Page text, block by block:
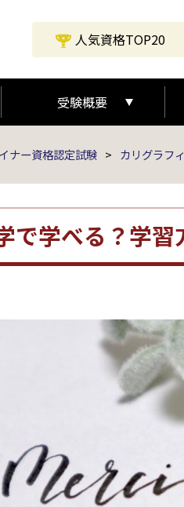
人気資格TOP20
受験概要
受験概要
受験の流れ
ナー資格認定試験 > カリグラフ
で学べる？学